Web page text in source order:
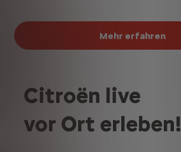
Mehr erfahren
Citroën live
vor Ort erleben!